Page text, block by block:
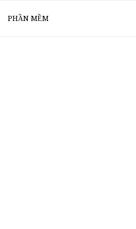
PHẦN MỀM